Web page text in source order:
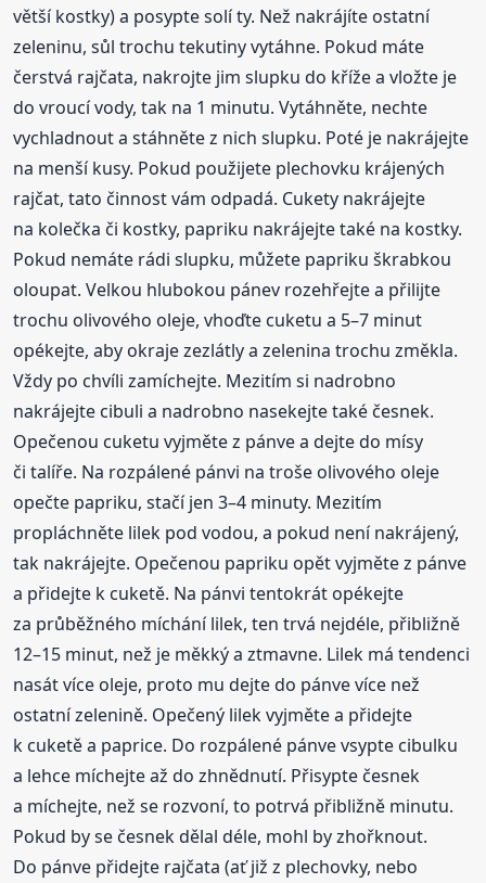
větší kostky) a posypte solí ty. Než nakrájíte ostatní
zeleninu, sůl trochu tekutiny vytáhne. Pokud máte
čerstvá rajčata, nakrojte jim slupku do kříže a vložte je
do vroucí vody, tak na 1 minutu. Vytáhněte, nechte
vychladnout a stáhněte z nich slupku. Poté je nakrájejte
na menší kusy. Pokud použijete plechovku krájených
rajčat, tato činnost vám odpadá. Cukety nakrájejte
na kolečka či kostky, papriku nakrájejte také na kostky.
Pokud nemáte rádi slupku, můžete papriku škrabkou
oloupat. Velkou hlubokou pánev rozehřejte a přilijte
trochu olivového oleje, vhoďte cuketu a 5–7 minut
opékejte, aby okraje zezlátly a zelenina trochu změkla.
Vždy po chvíli zamíchejte. Mezitím si nadrobno
nakrájejte cibuli a nadrobno nasekejte také česnek.
Opečenou cuketu vyjměte z pánve a dejte do mísy
či talíře. Na rozpálené pánvi na troše olivového oleje
opečte papriku, stačí jen 3–4 minuty. Mezitím
propláchněte lilek pod vodou, a pokud není nakrájený,
tak nakrájejte. Opečenou papriku opět vyjměte z pánve
a přidejte k cuketě. Na pánvi tentokrát opékejte
za průběžného míchání lilek, ten trvá nejdéle, přibližně
12–15 minut, než je měkký a ztmavne. Lilek má tendenci
nasát více oleje, proto mu dejte do pánve více než
ostatní zelenině. Opečený lilek vyjměte a přidejte
k cuketě a paprice. Do rozpálené pánve vsypte cibulku
a lehce míchejte až do zhnědnutí. Přisypte česnek
a míchejte, než se rozvoní, to potrvá přibližně minutu.
Pokud by se česnek dělal déle, mohl by zhořknout.
Do pánve přidejte rajčata (ať již z plechovky, nebo